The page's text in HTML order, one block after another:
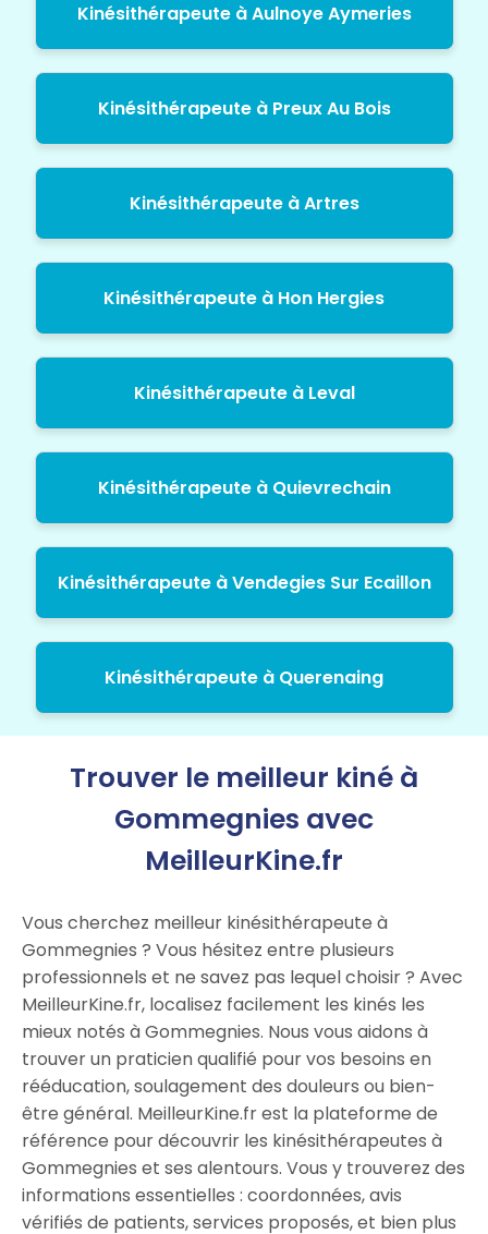
Kinésithérapeute à Aulnoye Aymeries
Kinésithérapeute à Preux Au Bois
Kinésithérapeute à Artres
Kinésithérapeute à Hon Hergies
Kinésithérapeute à Leval
Kinésithérapeute à Quievrechain
Kinésithérapeute à Vendegies Sur Ecaillon
Kinésithérapeute à Querenaing
Trouver le meilleur kiné à
Gommegnies avec
MeilleurKine.fr
Vous cherchez meilleur kinésithérapeute à
Gommegnies ? Vous hésitez entre plusieurs
professionnels et ne savez pas lequel choisir ? Avec
MeilleurKine.fr, localisez facilement les kinés les
mieux notés à Gommegnies. Nous vous aidons à
trouver un praticien qualifié pour vos besoins en
rééducation, soulagement des douleurs ou bien-
être général. MeilleurKine.fr est la plateforme de
référence pour découvrir les kinésithérapeutes à
Gommegnies et ses alentours. Vous y trouverez des
informations essentielles : coordonnées, avis
vérifiés de patients, services proposés, et bien plus